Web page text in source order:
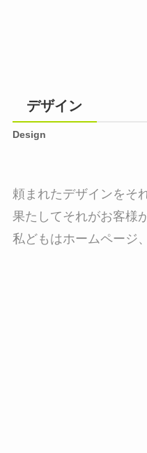
デザイン
Design
頼まれたデザインをそ
果たしてそれがお客様
私どもはホームページ